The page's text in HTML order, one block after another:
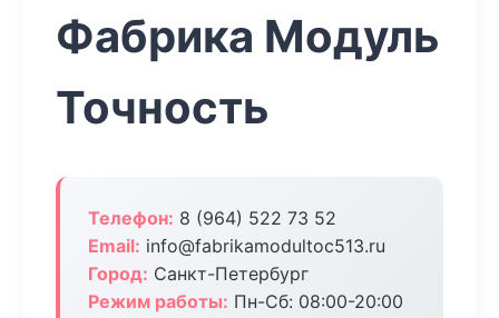
Фабрика Модуль
Точность
Телефон: 8 (964) 522 73 52
Email: info@fabrikamodultoc513.ru
Город: Санкт-Петербург
Режим работы: Пн-Сб: 08:00-20:00